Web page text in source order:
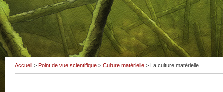
Accueil > Point de vue scientifique > Culture matérielle > La culture matérielle